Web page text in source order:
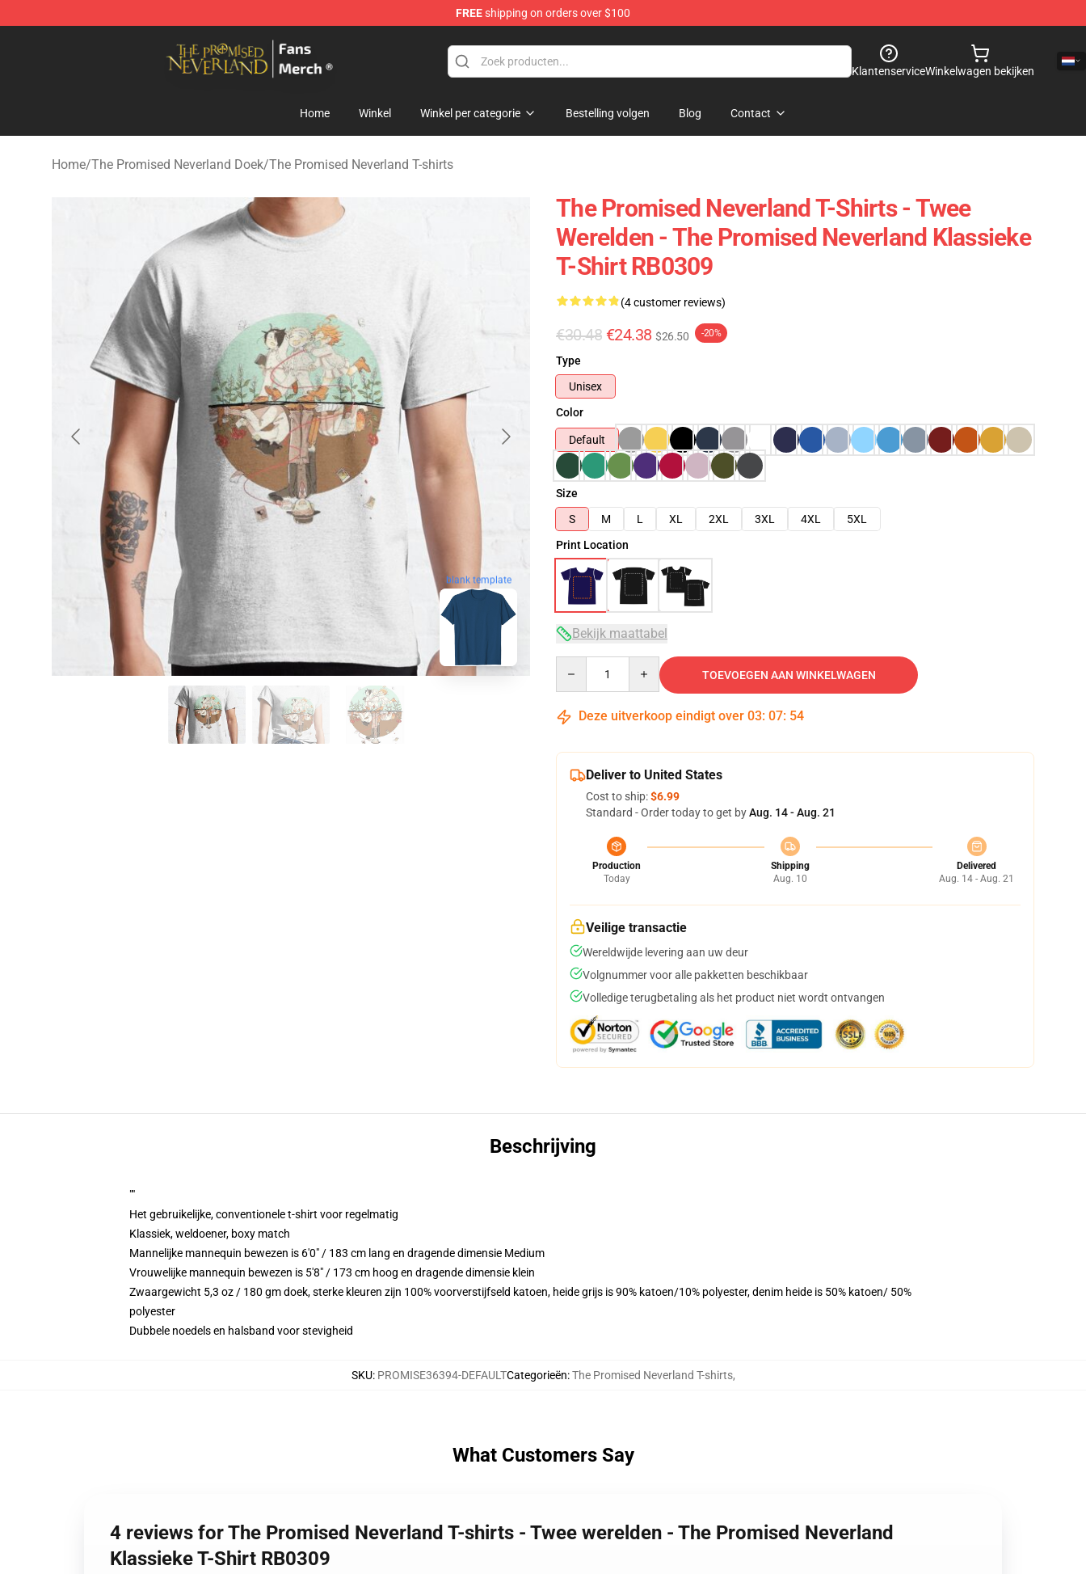
FREEshipping on orders over $100
The Promised Neverland Store - Official The Promised Neverland Merchandise Shop
KlantenserviceWinkelwagen bekijken
Home Winkel Winkel per categorie Bestelling volgen Blog Contact
Home/The Promised Neverland Doek/The Promised Neverland T-shirts
blank template
The Promised Neverland T-Shirts - Twee
Werelden - The Promised Neverland Klassieke
T-Shirt RB0309
(4 customer reviews)
€30.48 €24.38 $26.50 -20%
Type
Unisex
Color
Default
Size
S
M L XL 2XL 3XL 4XL
5XL
Print Location
Bekijk maattabel
TOEVOEGEN AAN WINKELWAGEN
Deze uitverkoop eindigt over 03: 07: 53
Deliver to United States
Cost to ship:$6.99
Standard - Order today to get byAug. 14 - Aug. 21
Production
Today
Shipping
Aug. 10
Delivered
Aug. 14 - Aug. 21
Veilige transactie
Wereldwijde levering aan uw deur
Volgnummer voor alle pakketten beschikbaar
Volledige terugbetaling als het product niet wordt ontvangen
Beschrijving
""
Het gebruikelijke, conventionele t-shirt voor regelmatig
Klassiek, weldoener, boxy match
Mannelijke mannequin bewezen is 6'0" / 183 cm lang en dragende dimensie Medium
Vrouwelijke mannequin bewezen is 5'8" / 173 cm hoog en dragende dimensie klein
Zwaargewicht 5,3 oz / 180 gm doek, sterke kleuren zijn 100% voorverstijfseld katoen, heide grijs is 90% katoen/10% polyester, denim heide is 50% katoen/ 50%
polyester
Dubbele noedels en halsband voor stevigheid
SKU: PROMISE36394-DEFAULTCategorieën:The Promised Neverland T-shirts,
What Customers Say
4 reviews for The Promised Neverland T-shirts - Twee werelden - The Promised Neverland
Klassieke T-Shirt RB0309